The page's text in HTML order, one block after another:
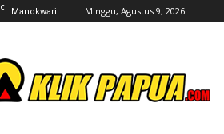
C Manokwari Minggu, Agustus 9, 2026